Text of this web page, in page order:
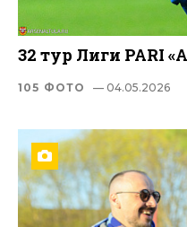
32 тур Лиги PARI
105 ФОТО — 04.05.2026